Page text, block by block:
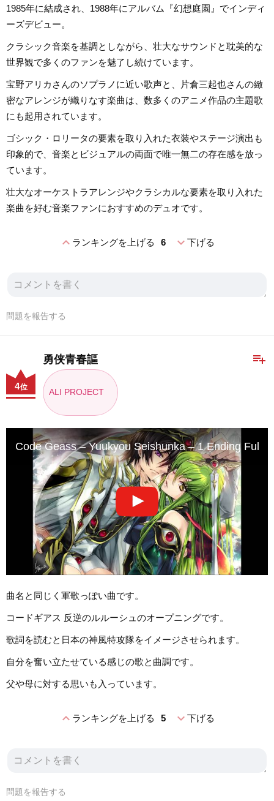
1985年に結成され、1988年にアルバム『幻想庭園』でインディ
ーズデビュー。
クラシック音楽を基調としながら、壮大なサウンドと耽美的な
世界観で多くのファンを魅了し続けています。
宝野アリカさんのソプラノに近い歌声と、片倉三起也さんの緻
密なアレンジが織りなす楽曲は、数多くのアニメ作品の主題歌
にも起用されています。
ゴシック・ロリータの要素を取り入れた衣装やステージ演出も
印象的で、音楽とビジュアルの両面で唯一無二の存在感を放っ
ています。
壮大なオーケストラアレンジやクラシカルな要素を取り入れた
楽曲を好む音楽ファンにおすすめのデュオです。
expand_lessランキングを上げる 6 expand_more下げる
問題を報告する
playlist_add
勇侠青春謳
ALI PROJECT
4位
Code Geass – Yuukyou Seishunka – 1 Ending Full
曲名と同じく軍歌っぽい曲です。
コードギアス 反逆のルルーシュのオープニングです。
歌詞を読むと日本の神風特攻隊をイメージさせられます。
自分を奮い立たせている感じの歌と曲調です。
父や母に対する思いも入っています。
expand_lessランキングを上げる 5 expand_more下げる
問題を報告する